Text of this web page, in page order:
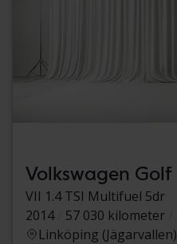
Volkswagen Golf
VII 1.4 TSI Multifuel 5dr
2014
57 030 kilometer
Linköping (Jägarvallen)